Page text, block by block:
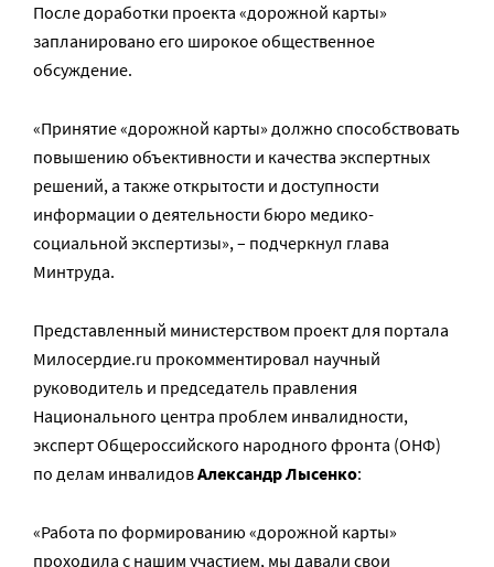
После доработки проекта «дорожной карты»
запланировано его широкое общественное
обсуждение.
«Принятие «дорожной карты» должно способствовать
повышению объективности и качества экспертных
решений, а также открытости и доступности
информации о деятельности бюро медико-
социальной экспертизы», – подчеркнул глава
Минтруда.
Представленный министерством проект для портала
Милосердие.ru прокомментировал научный
руководитель и председатель правления
Национального центра проблем инвалидности,
эксперт Общероссийского народного фронта (ОНФ)
по делам инвалидовАлександр Лысенко:
«Работа по формированию «дорожной карты»
проходила с нашим участием, мы давали свои